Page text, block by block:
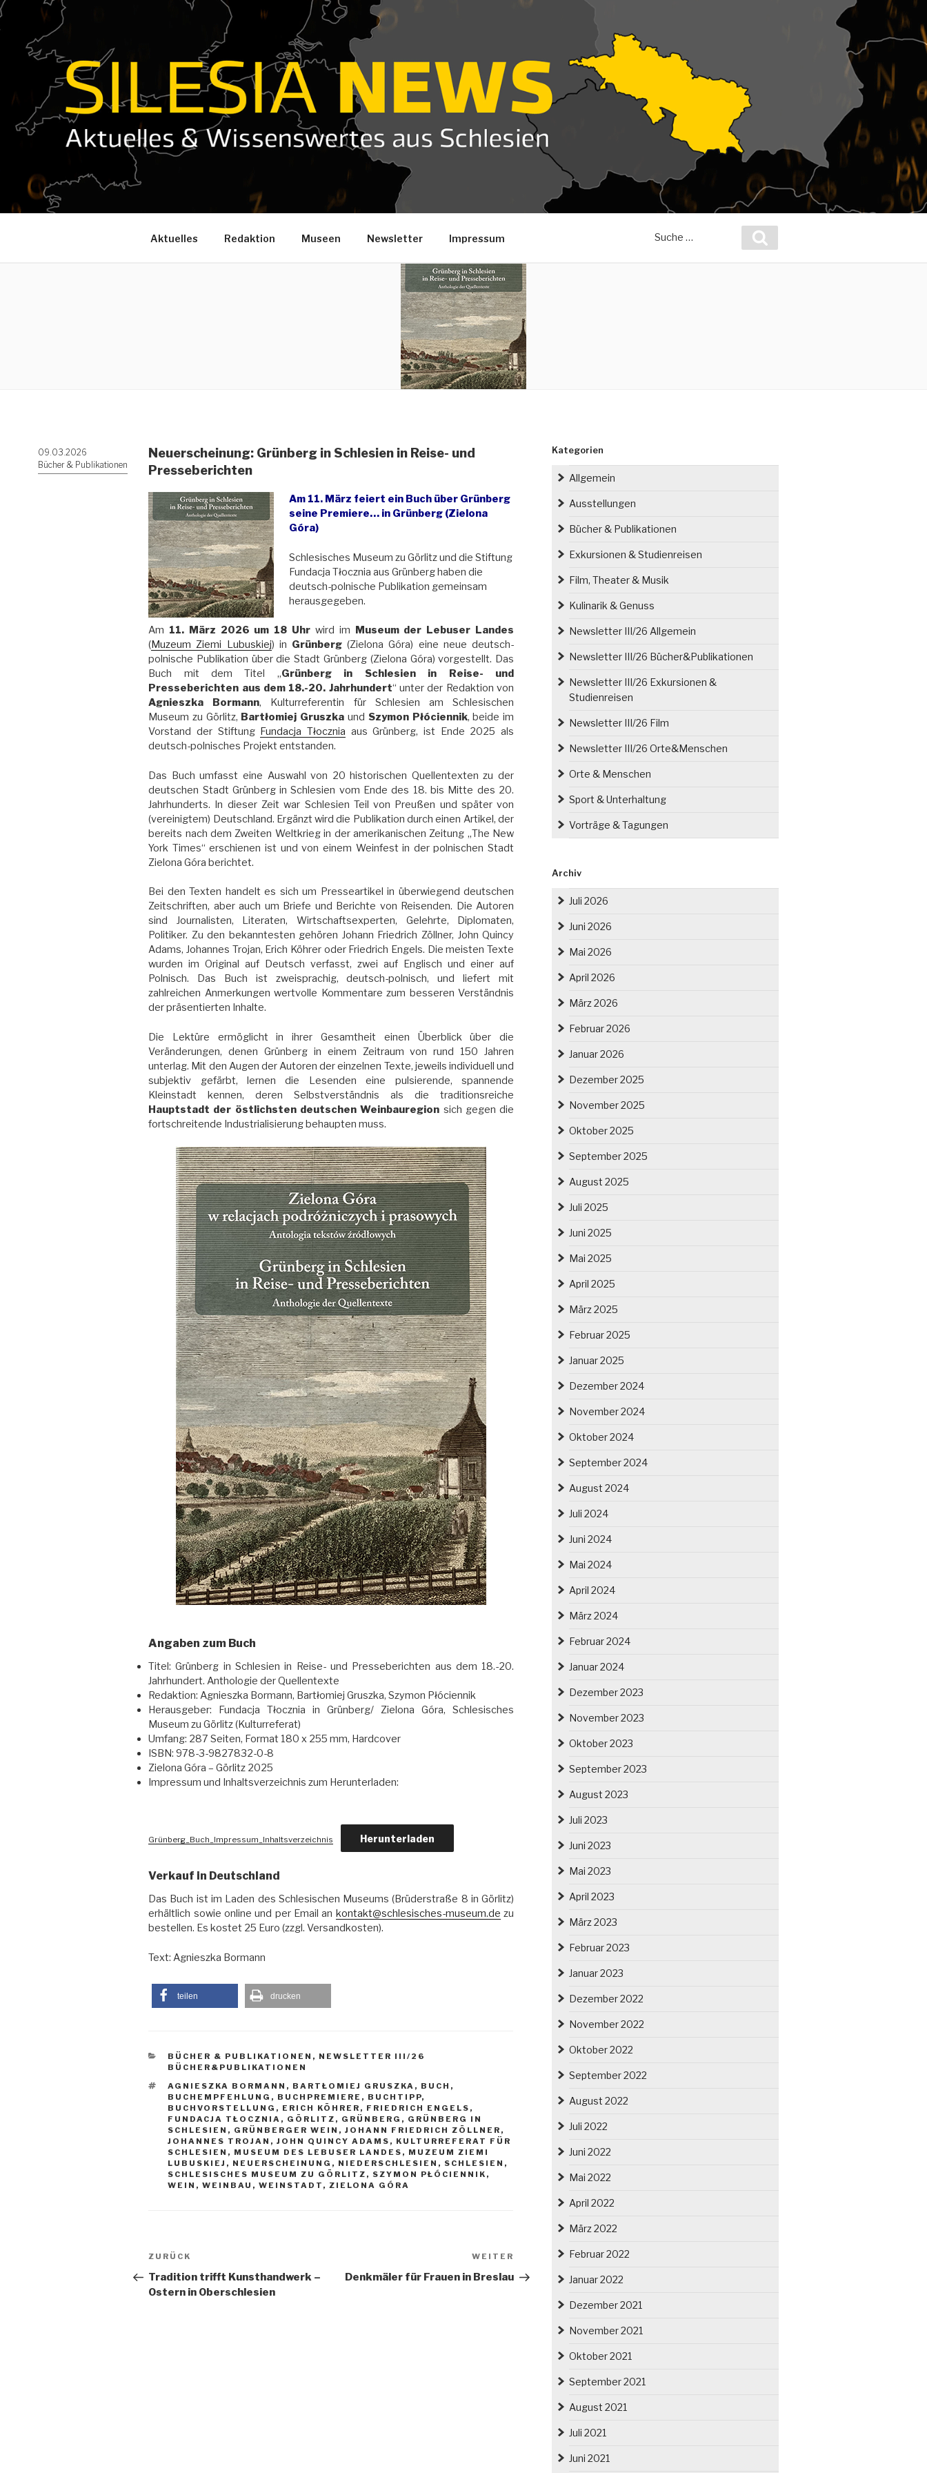
Zum
Inhalt
springen
Aktuelles Redaktion Museen Newsletter Impressum
nach:
Veröffentlicht
am
09.03.2026
Bücher & Publikationen
Neuerscheinung: Grünberg in Schlesien in Reise- und
Presseberichten
Am 11. März feiert ein Buch über Grünberg
seine Premiere… in Grünberg (Zielona
Góra)
Schlesisches Museum zu Görlitz und die Stiftung
Fundacja Tłocznia aus Grünberg haben die
deutsch-polnische Publikation gemeinsam
herausgegeben.
Am 11. März 2026 um 18 Uhr wird im Museum der Lebuser Landes
(Muzeum Ziemi Lubuskiej) in Grünberg (Zielona Góra) eine neue deutsch-
polnische Publikation über die Stadt Grünberg (Zielona Góra) vorgestellt. Das
Buch mit dem Titel „Grünberg in Schlesien in Reise- und
Presseberichten aus dem 18.-20. Jahrhundert“ unter der Redaktion von
Agnieszka Bormann, Kulturreferentin für Schlesien am Schlesischen
Museum zu Görlitz, Bartłomiej Gruszka und Szymon Płóciennik, beide im
Vorstand der Stiftung Fundacja Tłocznia aus Grünberg, ist Ende 2025 als
deutsch-polnisches Projekt entstanden.
Das Buch umfasst eine Auswahl von 20 historischen Quellentexten zu der
deutschen Stadt Grünberg in Schlesien vom Ende des 18. bis Mitte des 20.
Jahrhunderts. In dieser Zeit war Schlesien Teil von Preußen und später von
(vereinigtem) Deutschland. Ergänzt wird die Publikation durch einen Artikel, der
bereits nach dem Zweiten Weltkrieg in der amerikanischen Zeitung „The New
York Times“ erschienen ist und von einem Weinfest in der polnischen Stadt
Zielona Góra berichtet.
Bei den Texten handelt es sich um Presseartikel in überwiegend deutschen
Zeitschriften, aber auch um Briefe und Berichte von Reisenden. Die Autoren
sind Journalisten, Literaten, Wirtschaftsexperten, Gelehrte, Diplomaten,
Politiker. Zu den bekanntesten gehören Johann Friedrich Zöllner, John Quincy
Adams, Johannes Trojan, Erich Köhrer oder Friedrich Engels. Die meisten Texte
wurden im Original auf Deutsch verfasst, zwei auf Englisch und einer auf
Polnisch. Das Buch ist zweisprachig, deutsch-polnisch, und liefert mit
zahlreichen Anmerkungen wertvolle Kommentare zum besseren Verständnis
der präsentierten Inhalte.
Die Lektüre ermöglicht in ihrer Gesamtheit einen Überblick über die
Veränderungen, denen Grünberg in einem Zeitraum von rund 150 Jahren
unterlag. Mit den Augen der Autoren der einzelnen Texte, jeweils individuell und
subjektiv gefärbt, lernen die Lesenden eine pulsierende, spannende
Kleinstadt kennen, deren Selbstverständnis als die traditionsreiche
Hauptstadt der östlichsten deutschen Weinbauregion sich gegen die
fortschreitende Industrialisierung behaupten muss.
Angaben zum Buch
Titel: Grünberg in Schlesien in Reise- und Presseberichten aus dem 18.-20.
Jahrhundert. Anthologie der Quellentexte
Redaktion: Agnieszka Bormann, Bartłomiej Gruszka, Szymon Płóciennik
Herausgeber: Fundacja Tłocznia in Grünberg/ Zielona Góra, Schlesisches
Museum zu Görlitz (Kulturreferat)
Umfang: 287 Seiten, Format 180 x 255 mm, Hardcover
ISBN: 978-3-9827832-0-8
Zielona Góra – Görlitz 2025
Impressum und Inhaltsverzeichnis zum Herunterladen:
Grünberg_Buch_Impressum_Inhaltsverzeichnis Herunterladen
Verkauf in Deutschland
Das Buch ist im Laden des Schlesischen Museums (Brüderstraße 8 in Görlitz)
erhältlich sowie online und per Email an kontakt@schlesisches-museum.de zu
bestellen. Es kostet 25 Euro (zzgl. Versandkosten).
Text: Agnieszka Bormann
teilen drucken
KATEGORIEN
BÜCHER & PUBLIKATIONEN , NEWSLETTER III/26
BÜCHER&PUBLIKATIONEN
SCHLAGWÖRTER
AGNIESZKA BORMANN , BARTŁOMIEJ GRUSZKA , BUCH ,
BUCHEMPFEHLUNG , BUCHPREMIERE , BUCHTIPP,
BUCHVORSTELLUNG , ERICH KÖHRER , FRIEDRICH ENGELS ,
FUNDACJA TŁOCZNIA , GÖRLITZ , GRÜNBERG , GRÜNBERG IN
SCHLESIEN , GRÜNBERGER WEIN , JOHANN FRIEDRICH ZÖLLNER ,
JOHANNES TROJAN , JOHN QUINCY ADAMS , KULTURREFERAT FÜR
SCHLESIEN , MUSEUM DES LEBUSER LANDES , MUZEUM ZIEMI
LUBUSKIEJ , NEUERSCHEINUNG , NIEDERSCHLESIEN , SCHLESIEN ,
SCHLESISCHES MUSEUM ZU GÖRLITZ , SZYMON PŁÓCIENNIK ,
WEIN , WEINBAU , WEINSTADT , ZIELONA GÓRA
Beitragsnavigation
Vorheriger
Beitrag
ZURÜCK
Tradition trifft Kunsthandwerk –
Ostern in Oberschlesien
Nächster
Beitrag
WEITER
Denkmäler für Frauen in Breslau
Kategorien
Allgemein
Ausstellungen
Bücher & Publikationen
Exkursionen & Studienreisen
Film, Theater & Musik
Kulinarik & Genuss
Newsletter III/26 Allgemein
Newsletter III/26 Bücher&Publikationen
Newsletter III/26 Exkursionen &
Studienreisen
Newsletter III/26 Film
Newsletter III/26 Orte&Menschen
Orte & Menschen
Sport & Unterhaltung
Vorträge & Tagungen
Archiv
Juli 2026
Juni 2026
Mai 2026
April 2026
März 2026
Februar 2026
Januar 2026
Dezember 2025
November 2025
Oktober 2025
September 2025
August 2025
Juli 2025
Juni 2025
Mai 2025
April 2025
März 2025
Februar 2025
Januar 2025
Dezember 2024
November 2024
Oktober 2024
September 2024
August 2024
Juli 2024
Juni 2024
Mai 2024
April 2024
März 2024
Februar 2024
Januar 2024
Dezember 2023
November 2023
Oktober 2023
September 2023
August 2023
Juli 2023
Juni 2023
Mai 2023
April 2023
März 2023
Februar 2023
Januar 2023
Dezember 2022
November 2022
Oktober 2022
September 2022
August 2022
Juli 2022
Juni 2022
Mai 2022
April 2022
März 2022
Februar 2022
Januar 2022
Dezember 2021
November 2021
Oktober 2021
September 2021
August 2021
Juli 2021
Juni 2021